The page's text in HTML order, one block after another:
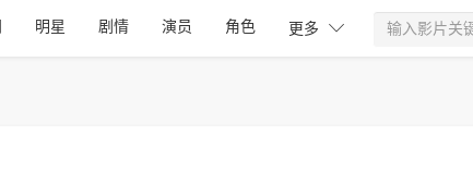
明星 剧情 演员 角色 更多 